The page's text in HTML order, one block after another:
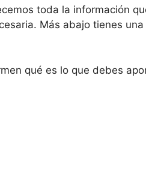
toda la información
Más abajo tienes una
qué es lo que debes